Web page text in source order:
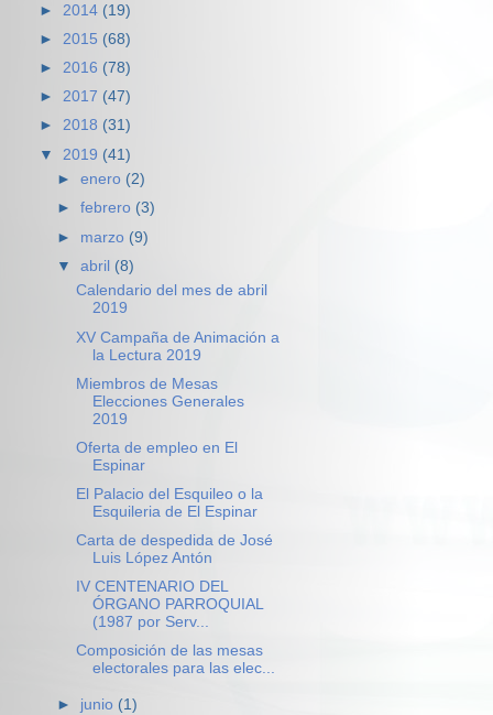
► 2014 (19)
► 2015 (68)
► 2016 (78)
► 2017 (47)
► 2018 (31)
▼ 2019 (41)
►enero (2)
►febrero (3)
► marzo (9)
▼abril (8)
Calendario del mes de abril
2019
XV Campaña de Animación a
la Lectura 2019
Miembros de Mesas
Elecciones Generales
2019
Oferta de empleo en El
Espinar
El Palacio del Esquileo o la
Esquileria de El Espinar
Carta de despedida de José
Luis López Antón
IV CENTENARIO DEL
ÓRGANO PARROQUIAL
(1987 por Serv...
Composición de las mesas
electorales para las elec...
► junio (1)